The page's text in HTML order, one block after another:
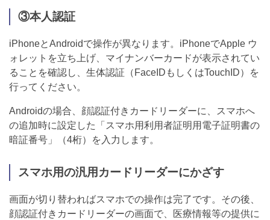
③本人認証
iPhoneとAndroidで操作が異なります。iPhoneでApple ウ
ォレットを立ち上げ、マイナンバーカードが表示されてい
ることを確認し、生体認証（FaceIDもしくはTouchID）を
行ってください。
Androidの場合、顔認証付きカードリーダーに、スマホへ
の追加時に設定した「スマホ用利用者証明用電子証明書の
暗証番号」（4桁）を入力します。
スマホ用の汎用カードリーダーにかざす
画面が切り替わればスマホでの操作は完了です。その後、
顔認証付きカードリーダーの画面で、医療情報等の提供に